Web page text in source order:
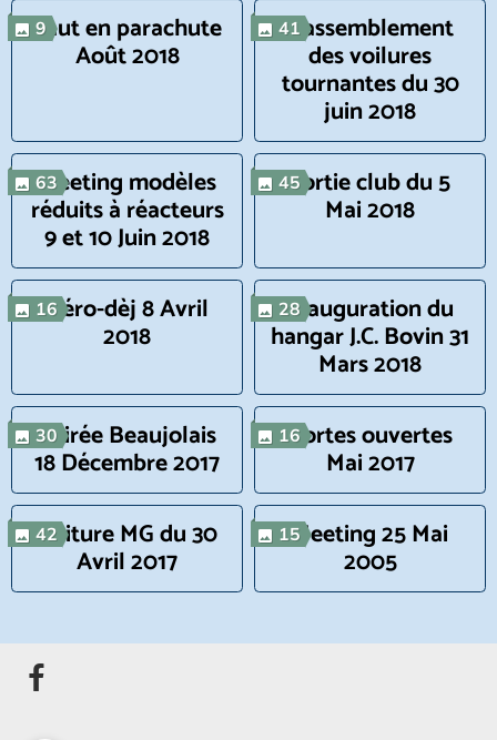
9
Saut en parachute
Août 2018
41Rassemblement
des voilures
tournantes du 30
juin 2018
63
Meeting modèles
réduits à réacteurs
9 et 10 Juin 2018
45Sortie club du 5
Mai 2018
16Aéro-dèj 8 Avril
2018
28
Inauguration du
hangar J.C. Bovin 31
Mars 2018
30
Soirée Beaujolais
18 Décembre 2017
16Portes ouvertes
Mai 2017
42
Voiture MG du 30
Avril 2017
15Meeting 25 Mai
2005